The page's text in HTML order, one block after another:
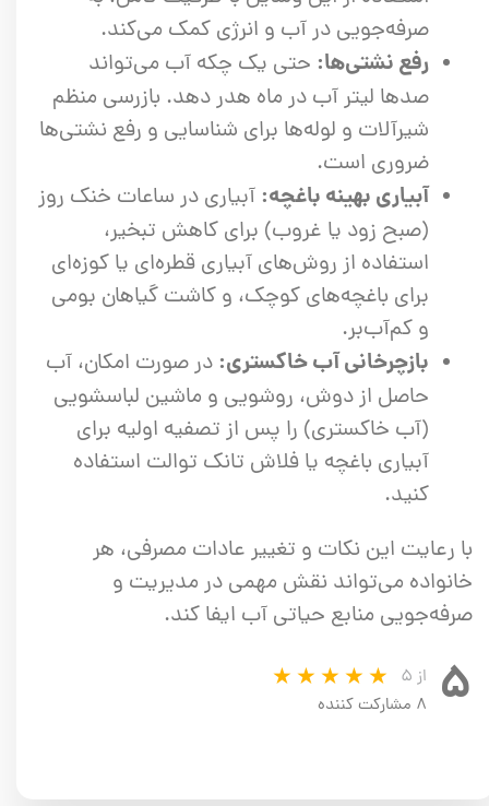
صرفه‌جویی در آب و انرژی کمک می‌کند.
رفع نشتی‌ها: حتی یک چکه آب می‌تواند
صدها لیتر آب در ماه هدر دهد. بازرسی منظم
شیرآلات و لوله‌ها برای شناسایی و رفع نشتی‌ها
ضروری است.
آبیاری بهینه باغچه: آبیاری در ساعات خنک روز
(صبح زود یا غروب) برای کاهش تبخیر،
استفاده از روش‌های آبیاری قطره‌ای یا کوزه‌ای
برای باغچه‌های کوچک، و کاشت گیاهان بومی
و کم‌آب‌بر.
بازچرخانی آب خاکستری: در صورت امکان، آب
حاصل از دوش، روشویی و ماشین لباسشویی
(آب خاکستری) را پس از تصفیه اولیه برای
آبیاری باغچه یا فلاش تانک توالت استفاده
کنید.
با رعایت این نکات و تغییر عادات مصرفی، هر
خانواده می‌تواند نقش مهمی در مدیریت و
صرفه‌جویی منابع حیاتی آب ایفا کند.
۵
از ۵
۸ مشارکت کننده